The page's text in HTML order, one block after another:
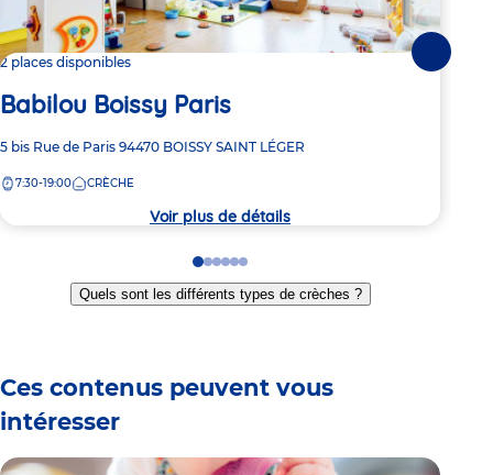
2 places disponibles
Babilou Boissy Paris
Adresse
la
5 bis Rue de Paris 94470 BOISSY SAINT LÉGER
7:30-19:00 CRÈCHE
Voir plus de détails
Go
to
slide
Go
to
slide
Go
to
slide
Go
to
slide
Go
to
slide
Go
to
slide
Quels sont les différents types de crèches ?
Ces contenus peuvent vous
intéresser